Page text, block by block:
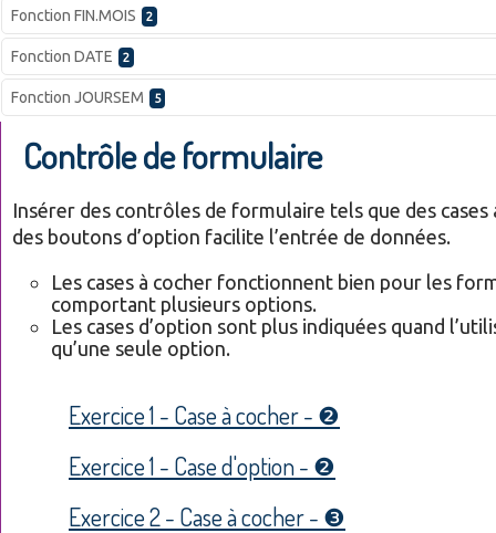
Fonction FIN.MOIS 2
Fonction DATE 2
Fonction JOURSEM 5
Contrôle de formulaire
Insérer des contrôles de formulaire tels que des cases
des boutons d’option facilite l’entrée de données.
Les cases à cocher fonctionnent bien pour les
comportant plusieurs options.
Les cases d’option sont plus indiquées quand
qu’une seule option.
Exercice 1 - Case à cocher - ❷
Exercice 1 - Case d'option - ❷
Exercice 2 - Case à cocher - ❸